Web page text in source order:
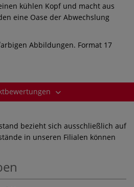
kühlen Kopf und macht aus
eine Oase der Abwechslung
Abbildungen. Format 17
bezieht sich ausschließlich auf
in unseren Filialen können